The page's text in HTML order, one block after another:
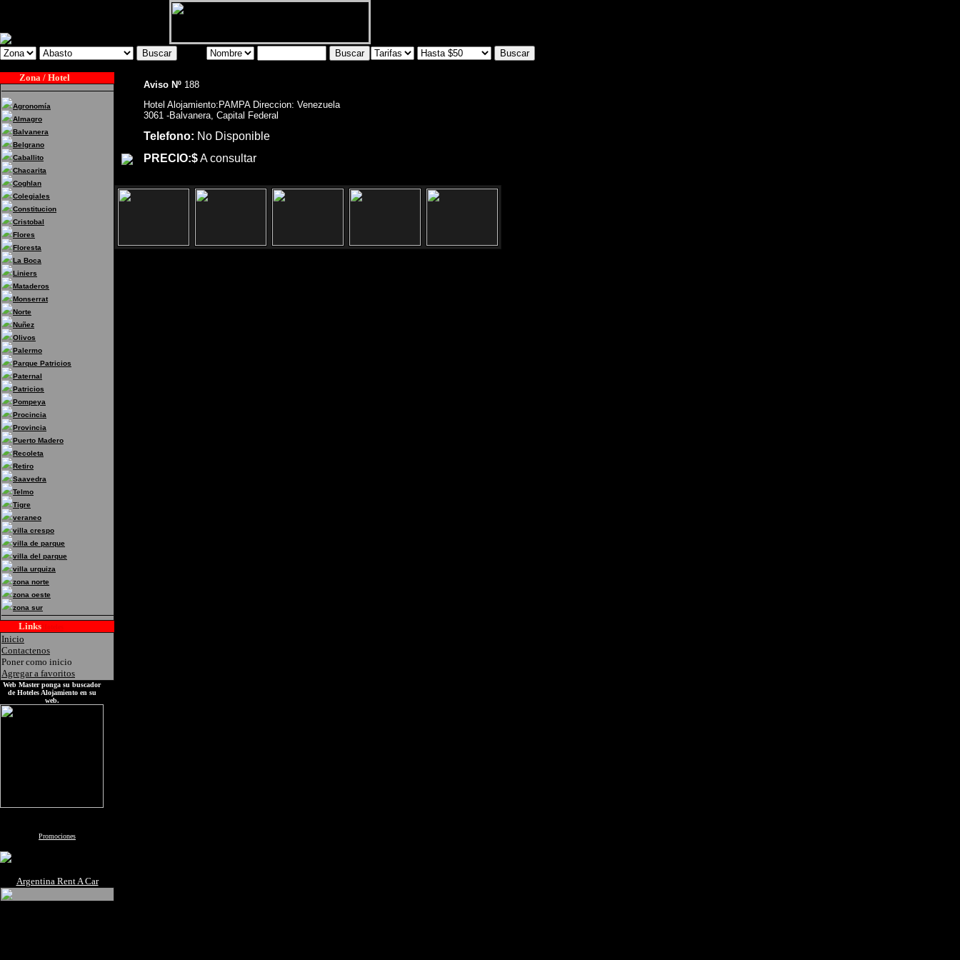
Zona / Hotel
Agronomía
Almagro
Balvanera
Belgrano
Caballito
Chacarita
Coghlan
Colegiales
Constitucion
Cristobal
Flores
Floresta
La Boca
Liniers
Mataderos
Monserrat
Norte
Nuñez
Olivos
Palermo
Parque Patricios
Paternal
Patricios
Pompeya
Procincia
Provincia
Puerto Madero
Recoleta
Retiro
Saavedra
Telmo
Tigre
veraneo
villa crespo
villa de parque
villa del parque
villa urquiza
zona norte
zona oeste
zona sur
Links
Inicio
Contactenos
Poner como inicio
Agregar a favoritos
Web Master ponga su buscador
de Hoteles Alojamiento en su
web.
Promociones
Argentina Rent A Car
Aviso Nº 188
Hotel Alojamiento:PAMPA Direccion: Venezuela
3061 -Balvanera, Capital Federal
Telefono: No Disponible
PRECIO:$A consultar